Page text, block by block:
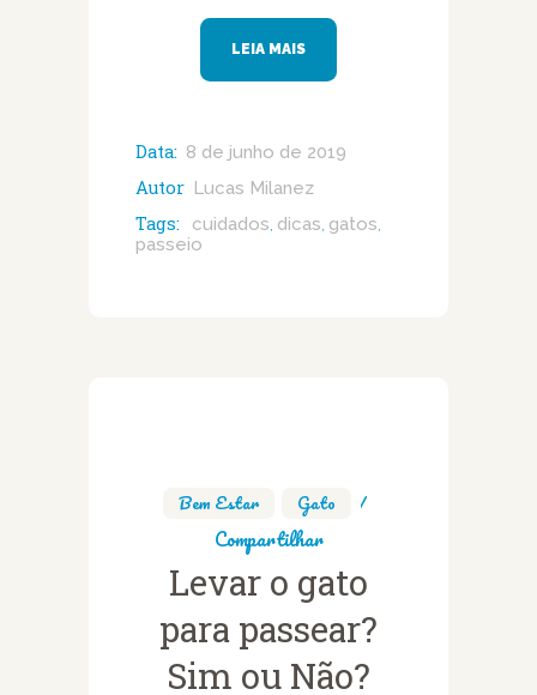
LEIA MAIS
Data: 8 de junho de 2019
Autor Lucas Milanez
Tags: cuidados, dicas, gatos,
passeio
Bem Estar Gato
Compartilhar
Levar o gato
para passear?
Sim ou Não?